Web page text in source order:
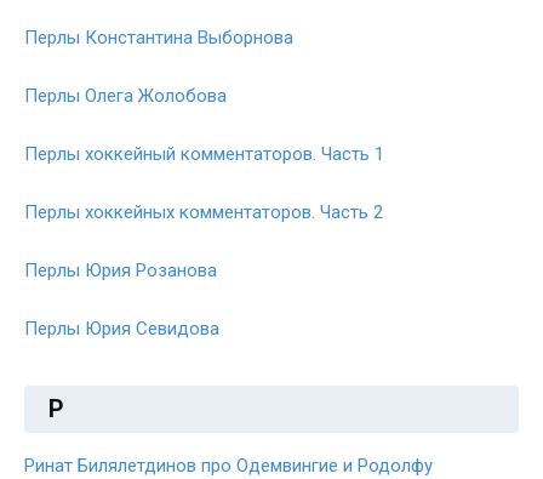
Перлы Константина Выборнова
Перлы Олега Жолобова
Перлы хоккейный комментаторов. Часть 1
Перлы хоккейных комментаторов. Часть 2
Перлы Юрия Розанова
Перлы Юрия Севидова
Р
Ринат Билялетдинов про Одемвингие и Родолфу